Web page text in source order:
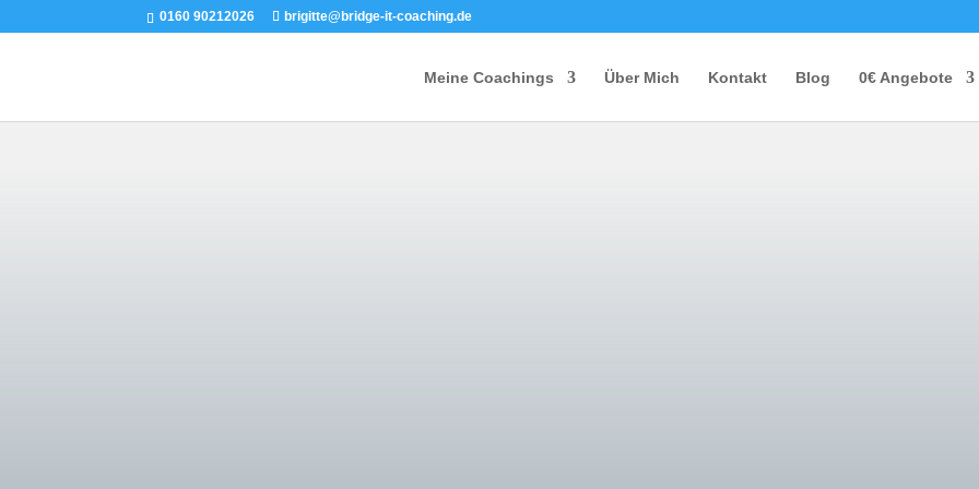
0160 90212026 brigitte@bridge-it-coaching.de
Meine Coachings Über Mich Kontakt Blog 0€ Angebote